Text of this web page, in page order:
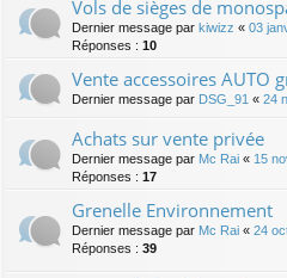
Vols de sièges de
Dernier message par kiwizz « 03
Réponses : 10
Vente accessoires AUTO
Dernier message par DSG_91 « 24
Achats sur vente privée
Dernier message par Mc Rai « 15
Réponses : 17
Grenelle Environnement
Dernier message par Mc Rai « 24
Réponses : 39